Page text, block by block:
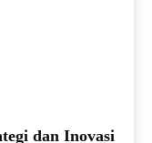
dan Inovasi